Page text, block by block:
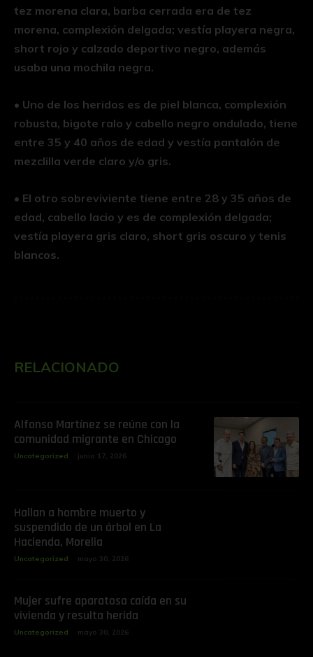
tez morena clara, barba cerrada era de tez
morena, complexión delgada; vestía playera negra,
short rojo y calzado deportivo negro, además
usaba una mochila negra.
•⁠ ⁠Uno de los heridos es de piel blanca, complexión
robusta, bigote ralo y cabello negro ondulado, tiene
entre 35 y 40 años de edad y vestía pantalón de
mezclilla verde claro y/o gris.
•⁠ ⁠El otro sobreviviente tiene entre 28 y 35 años de
edad, cabello lacio y es de complexión delgada;
vestía playera gris claro, short gris oscuro y tenis
blancos.
RELACIONADO
Alfonso Martínez se reúne con la
comunidad migrante en Chicago
Uncategorized junio 17, 2026
Hallan a hombre muerto y
suspendido de un árbol en La
Hacienda, Morelia
Uncategorized mayo 30, 2026
Mujer sufre aparatosa caída en su
vivienda y resulta herida
Uncategorized mayo 30, 2026